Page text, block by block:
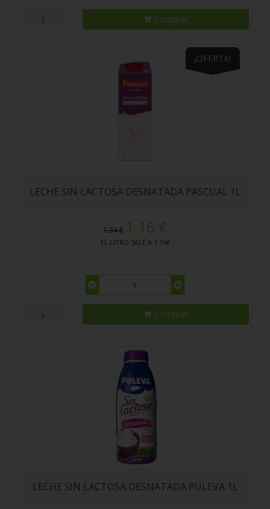
Comprar
¡OFERTA!
LECHE SIN LACTOSA DESNATADA PASCUAL 1L
1.34 € 1.16 €
EL LITRO SALE A 1.16€
Comprar
LECHE SIN LACTOSA DESNATADA PULEVA 1L